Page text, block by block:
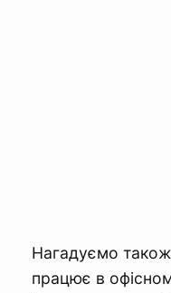
Нагадуємо
працює в